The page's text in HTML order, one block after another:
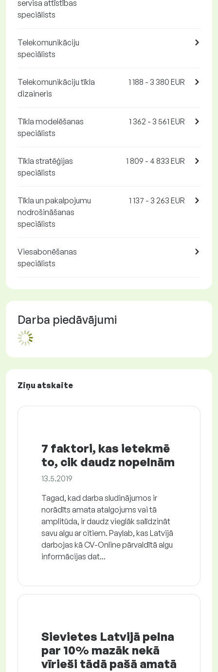
servisa attīstības
speciālists
Telekomunikāciju
speciālists
Telekomunikāciju tīkla
dizaineris
1 188 - 3 380 EUR
Tīkla modelēšanas
speciālists
1 362 - 3 561 EUR
Tīkla stratēģijas
speciālists
1 809 - 4 833 EUR
Tīkla un pakalpojumu
nodrošināšanas
speciālists
1 137 - 3 263 EUR
Viesabonēšanas
speciālists
Darba piedāvājumi
Ziņu atskaite
7 faktori, kas ietekmē
to, cik daudz nopelnām
13.5.2019
Tagad, kad darba sludinājumos ir
norādīts amata atalgojums vai tā
amplitūda, ir daudz vieglāk salīdzināt
savu algu ar citiem. Paylab, kas Latvijā
darbojas kā CV-Online pārvaldītā algu
informācijas dat...
Sievietes Latvijā pelna
par 10% mazāk nekā
vīrieši tādā pašā amatā